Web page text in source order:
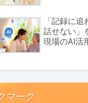
「記録に
話せない」
現場のAI活
マーク